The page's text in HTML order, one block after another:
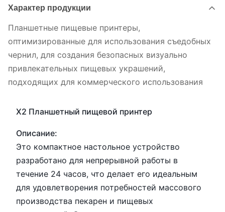
Характер продукции
Планшетные пищевые принтеры,
оптимизированные для использования съедобных
чернил, для создания безопасных визуально
привлекательных пищевых украшений,
подходящих для коммерческого использования
X2 Планшетный пищевой принтер
Описание:
Это компактное настольное устройство
разработано для непрерывной работы в
течение 24 часов, что делает его идеальным
для удовлетворения потребностей массового
производства пекарен и пищевых